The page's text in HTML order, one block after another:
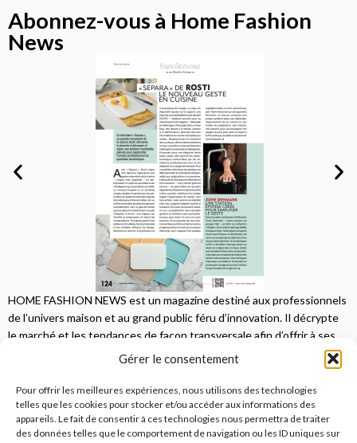
Gérer le consentement
Pour offrir les meilleures expériences, nous utilisons des technologies
telles que les cookies pour stocker et/ou accéder aux informations des
appareils. Le fait de consentir à ces technologies nous permettra de traiter
des données telles que le comportement de navigation ou les ID uniques sur
Abonnez-vous à Home Fashion
News
HOME FASHION NEWS est un magazine destiné aux professionnels
de l’univers maison et au grand public féru d’innovation. Il décrypte
le marché et les tendances de façon transversale afin d’offrir à ses
lecteurs une vision complète.
JE M'ABONNE